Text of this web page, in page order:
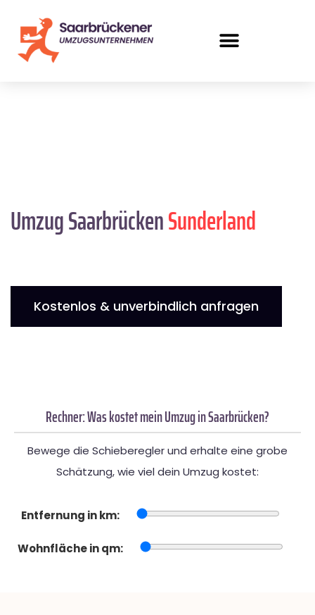
Umzug SaarbrückenSunderland
Kostenlos & unverbindlich anfragen
Rechner: Was kostet mein Umzug in Saarbrücken?
Bewege die Schieberegler und erhalte eine grobe
Schätzung, wie viel dein Umzug kostet:
Entfernung in km:
Wohnfläche in qm: